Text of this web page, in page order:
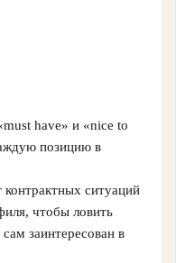
have» и «nice to
позицию в
ситуаций
чтобы ловить
заинтересован в